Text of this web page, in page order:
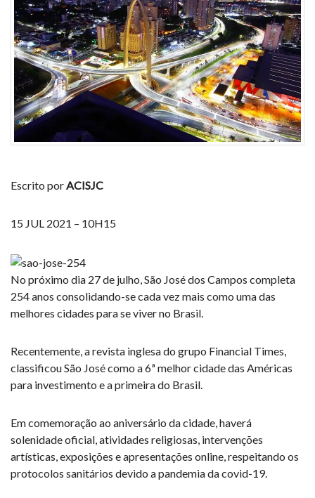
Escrito porACISJC
15 JUL 2021 – 10H15
No próximo dia 27 de julho, São José dos Campos completa
254 anos consolidando-se cada vez mais como uma das
melhores cidades para se viver no Brasil.
Recentemente, a revista inglesa do grupo Financial Times,
classificou São José como a 6ª melhor cidade das Américas
para investimento e a primeira do Brasil.
Em comemoração ao aniversário da cidade, haverá
solenidade oficial, atividades religiosas, intervenções
artísticas, exposições e apresentações online, respeitando os
protocolos sanitários devido a pandemia da covid-19.